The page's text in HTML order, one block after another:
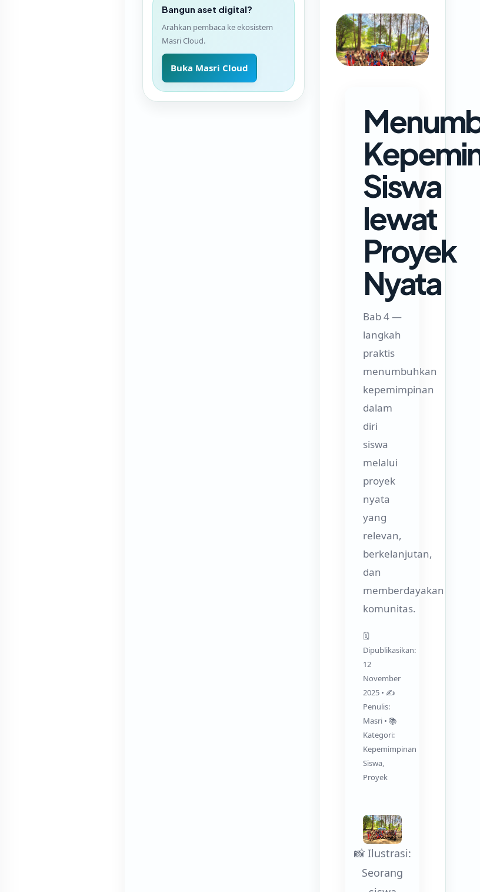
Bangun aset digital?
Arahkan pembaca ke ekosistem
Masri Cloud.
Buka Masri Cloud
Siswa
lewat
Proyek
Nyata
Bab 4 —
langkah
praktis
menumbuhkan
kepemimpinan
dalam
diri
siswa
melalui
proyek
nyata
yang
relevan,
berkelanjutan,
dan
memberdayakan
komunitas.
🗓
Dipublikasikan:
12
November
2025 • ✍️
Penulis:
Masri • 📚
Kategori:
Kepemimpinan
Siswa,
Proyek
📸 Ilustrasi:
Seorang